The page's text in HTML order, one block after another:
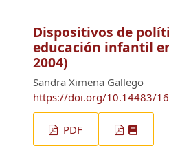
Dispositivos de
educación infantil
2004)
Sandra Ximena Gallego
https://doi.org/10.14483/
PDF